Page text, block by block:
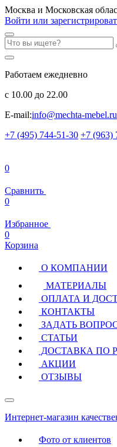
Москва и Московская
Войти или
Работаем ежедневно
с 10.00 до 22.00
E-mail:info@mechta-mebel.ru
+7 (495) 744-51-30 +7 (963)
0
Сравнить
0
Избранное
0
Корзина
О КОМПАНИИ
МАТЕРИАЛЫ
ОПЛАТА И
КОНТАКТЫ
ЗАДАТЬ
СТАТЬИ
ДОСТАВКА ПО
АКЦИИ
ОТЗЫВЫ
Интернет-магазин
Фото от клиентов